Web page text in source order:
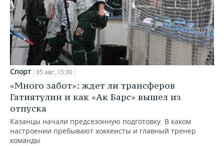
Спорт 05 авг, 15:30
«Много забот»: ждет ли трансферов
Гатиятулин и как «Ак Барс» вышел из
отпуска
Казанцы начали предсезонную подготовку. В каком
настроении пребывают хоккеисты и главный тренер
команды